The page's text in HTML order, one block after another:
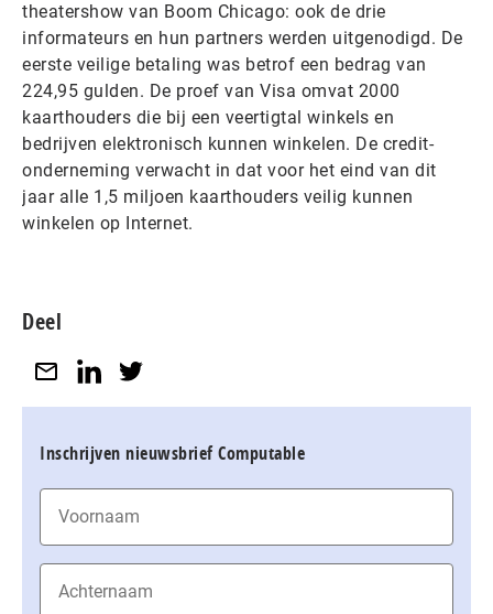
theatershow van Boom Chicago: ook de drie
informateurs en hun partners werden uitgenodigd. De
eerste veilige betaling was betrof een bedrag van
224,95 gulden. De proef van Visa omvat 2000
kaarthouders die bij een veertigtal winkels en
bedrijven elektronisch kunnen winkelen. De credit-
onderneming verwacht in dat voor het eind van dit
jaar alle 1,5 miljoen kaarthouders veilig kunnen
winkelen op Internet.
Deel
Inschrijven nieuwsbrief Computable